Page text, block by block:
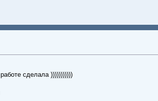
сделала )))))))))))